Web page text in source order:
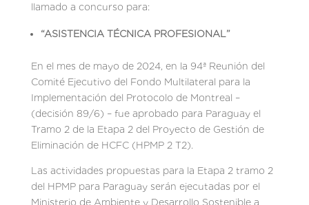
llamado a concurso para:
“ASISTENCIA TÉCNICA PROFESIONAL”
En el mes de mayo de 2024, en la 94ª Reunión del
Comité Ejecutivo del Fondo Multilateral para la
Implementación del Protocolo de Montreal –
(decisión 89/6) – fue aprobado para Paraguay el
Tramo 2 de la Etapa 2 del Proyecto de Gestión de
Eliminación de HCFC (HPMP 2 T2).
Las actividades propuestas para la Etapa 2 tramo 2
del HPMP para Paraguay serán ejecutadas por el
Ministerio de Ambiente y Desarrollo Sostenible a